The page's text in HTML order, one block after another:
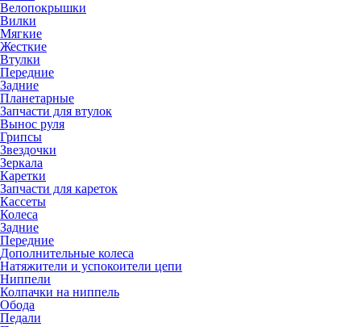
Велопокрышки
Вилки
Мягкие
Жесткие
Втулки
Передние
Задние
Планетарные
Запчасти для втулок
Вынос руля
Грипсы
Звездочки
Зеркала
Каретки
Запчасти для кареток
Кассеты
Колеса
Задние
Передние
Дополнительные колеса
Натяжители и успокоители цепи
Ниппели
Колпачки на ниппель
Обода
Педали